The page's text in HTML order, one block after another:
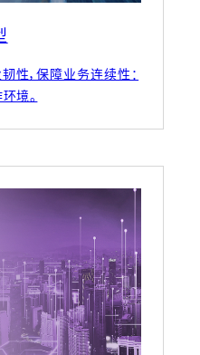
性，保障业务连续性：
境。